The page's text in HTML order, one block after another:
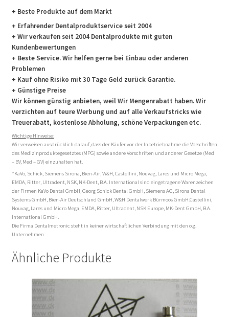
+ Beste Produkte auf dem Markt
+ Erfahrender Dentalproduktservice seit 2004
+ Wir verkaufen seit 2004 Dentalprodukte mit guten
Kundenbewertungen
+ Beste Service. Wir helfen gerne bei Einbau oder anderen
Problemen
+ Kauf ohne Risiko mit 30 Tage Geld zurück Garantie.
+ Günstige Preise
Wir können günstig anbieten, weil Wir Mengenrabatt haben. Wir
verzichten auf teure Werbung und auf alle Verkaufstricks wie
Treuerabatt, kostenlose Abholung, schöne Verpackungen etc.
Wichtige Hinweise:
Wir verweisen ausdrücklich darauf, dass der Käufer vor der Inbetriebnahme die Vorschriften
des Medizinproduktegesetztes (MPG) sowie andere Vorschriften und anderer Gesetze (Med
– BV, Med – GV) einzuhalten hat.
*KaVo, Schick, Siemens Sirona, Bien-Air, W&H, Castellini, Nouvag, Lares und Micro Mega,
EMDA, Ritter, Ultradent, NSK, NK-Dent, B.A. International sind eingetragene Warenzeichen
der Firmen KaVo Dental GmbH, Georg Schick Dental GmbH, Siemens AG, Sirona Dental
Systems GmbH, Bien-Air Deutschland GmbH, W&H Dentalwerk Bürmoos GmbH.Castellini,
Nouvag, Lares und Micro Mega, EMDA, Ritter, Ultradent, NSK Europe, MK-Dent GmbH, B.A.
International GmbH.
Die Firma Dentalmetronic steht in keiner wirtschaftlichen Verbindung mit den o.g.
Unternehmen
Ähnliche Produkte